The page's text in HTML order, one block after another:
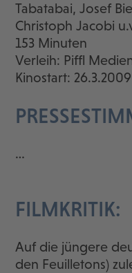
Tabatabai, Josef
Christoph Jacobi
153 Minuten
Verleih: Piffl
Kinostart: 26.3.2009
…
FILMKRITIK:
Auf die jüngere
den Feuilletons)